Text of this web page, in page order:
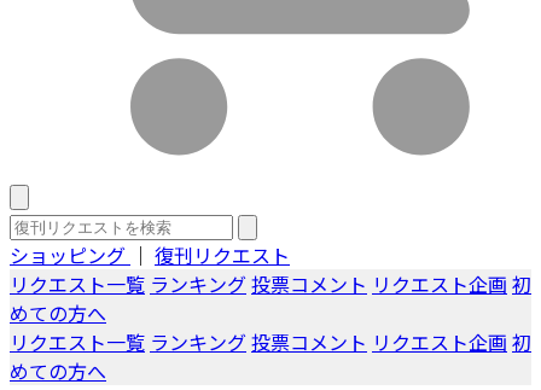
ショッピング ｜ 復刊リクエスト
リクエスト一覧 ランキング投票コメント リクエスト企画 初
めての方へ
リクエスト一覧 ランキング投票コメント リクエスト企画 初
めての方へ